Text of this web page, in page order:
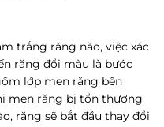
trắng răng nào, việc xác
răng đổi màu là bước
lớp men răng bên
men răng bị tổn thương
răng sẽ bắt đầu thay đổi